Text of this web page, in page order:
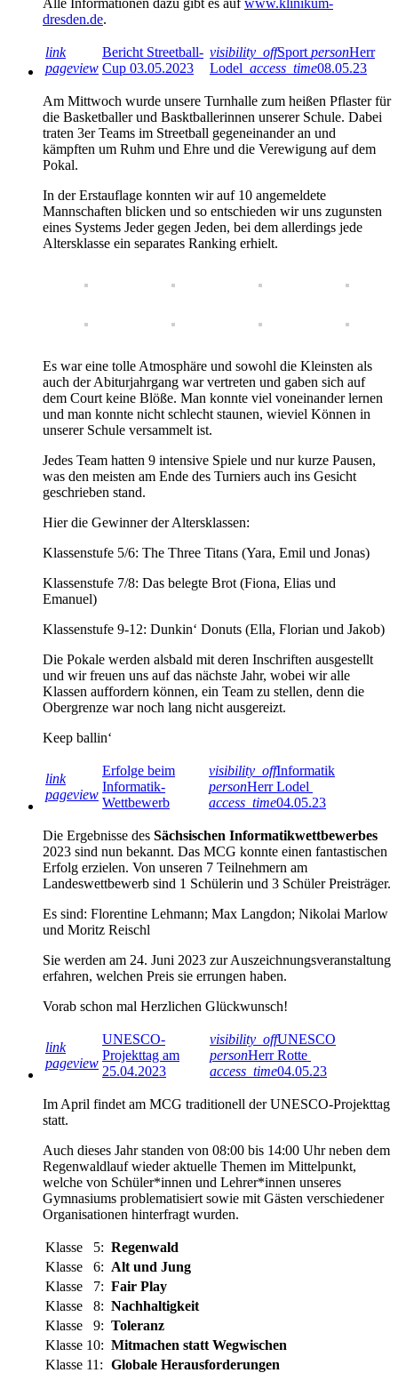
Alle Informationen dazu gibt es auf www.klinikum-
dresden.de.
link
pageview
Bericht Streetball-
Cup 03.05.2023
visibility_offSport personHerr
Lodel access_time08.05.23
Am Mittwoch wurde unsere Turnhalle zum heißen Pflaster für
die Basketballer und Basktballerinnen unserer Schule. Dabei
traten 3er Teams im Streetball gegeneinander an und
kämpften um Ruhm und Ehre und die Verewigung auf dem
Pokal.
In der Erstauflage konnten wir auf 10 angemeldete
Mannschaften blicken und so entschieden wir uns zugunsten
eines Systems Jeder gegen Jeden, bei dem allerdings jede
Altersklasse ein separates Ranking erhielt.
Es war eine tolle Atmosphäre und sowohl die Kleinsten als
auch der Abiturjahrgang war vertreten und gaben sich auf
dem Court keine Blöße. Man konnte viel voneinander lernen
und man konnte nicht schlecht staunen, wieviel Können in
unserer Schule versammelt ist.
Jedes Team hatten 9 intensive Spiele und nur kurze Pausen,
was den meisten am Ende des Turniers auch ins Gesicht
geschrieben stand.
Hier die Gewinner der Altersklassen:
Klassenstufe 5/6: The Three Titans (Yara, Emil und Jonas)
Klassenstufe 7/8: Das belegte Brot (Fiona, Elias und
Emanuel)
Klassenstufe 9-12: Dunkin‘ Donuts (Ella, Florian und Jakob)
Die Pokale werden alsbald mit deren Inschriften ausgestellt
und wir freuen uns auf das nächste Jahr, wobei wir alle
Klassen auffordern können, ein Team zu stellen, denn die
Obergrenze war noch lang nicht ausgereizt.
Keep ballin‘
link
pageview
Erfolge beim
Informatik-
Wettbewerb
visibility_offInformatik
personHerr Lodel
access_time04.05.23
Die Ergebnisse des Sächsischen Informatikwettbewerbes
2023 sind nun bekannt. Das MCG konnte einen fantastischen
Erfolg erzielen. Von unseren 7 Teilnehmern am
Landeswettbewerb sind 1 Schülerin und 3 Schüler Preisträger.
Es sind: Florentine Lehmann; Max Langdon; Nikolai Marlow
und Moritz Reischl
Sie werden am 24. Juni 2023 zur Auszeichnungsveranstaltung
erfahren, welchen Preis sie errungen haben.
Vorab schon mal Herzlichen Glückwunsch!
link
pageview
UNESCO-
Projekttag am
25.04.2023
visibility_offUNESCO
personHerr Rotte
access_time04.05.23
Im April findet am MCG traditionell der UNESCO-Projekttag
statt.
Auch dieses Jahr standen von 08:00 bis 14:00 Uhr neben dem
Regenwaldlauf wieder aktuelle Themen im Mittelpunkt,
welche von Schüler*innen und Lehrer*innen unseres
Gymnasiums problematisiert sowie mit Gästen verschiedener
Organisationen hinterfragt wurden.
Klasse 5: Regenwald
Klasse 6: Alt und Jung
Klasse 7: Fair Play
Klasse 8: Nachhaltigkeit
Klasse 9: Toleranz
Klasse 10: Mitmachen statt Wegwischen
Klasse 11: Globale Herausforderungen